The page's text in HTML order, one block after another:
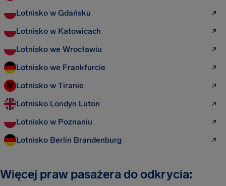
Lotnisko w Gdańsku
Lotnisko w Katowicach
Lotnisko we Wrocławiu
Lotnisko we Frankfurcie
Lotnisko w Tiranie
Lotnisko Londyn Luton
Lotnisko w Poznaniu
Lotnisko Berlin Brandenburg
Więcej praw pasażera do odkrycia: